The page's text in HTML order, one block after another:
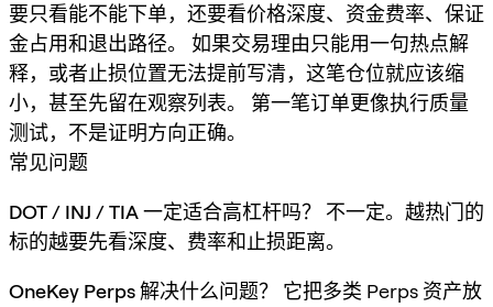
要只看能不能下单，还要看价格深度、资金费率、保证
金占用和退出路径。 如果交易理由只能用一句热点解
释，或者止损位置无法提前写清，这笔仓位就应该缩
小，甚至先留在观察列表。 第一笔订单更像执行质量
测试，不是证明方向正确。
常见问题
DOT / INJ / TIA 一定适合高杠杆吗？
不一定。越热门的
标的越要先看深度、费率和止损距离。
OneKey Perps 解决什么问题？
它把多类 Perps 资产放